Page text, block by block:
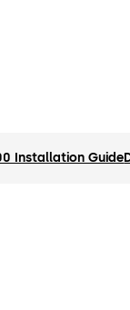
Installation Guide